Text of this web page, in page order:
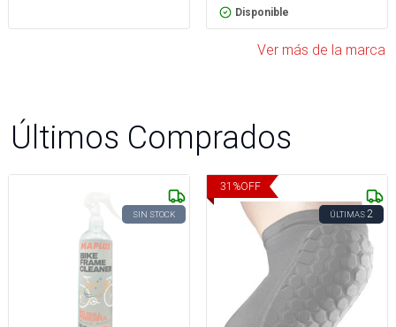
Disponible
Ver más de la marca
Últimos Comprados
SIN STOCK
31 %OFF
ÚLTIMAS2